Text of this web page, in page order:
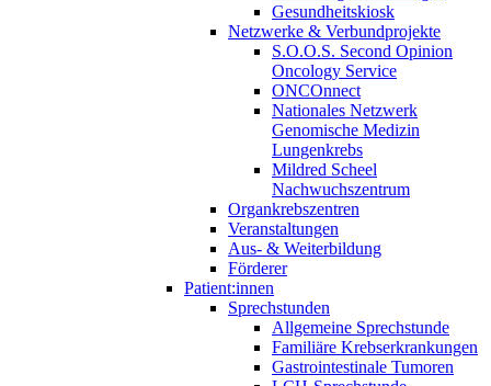
Gesundheitskiosk
Netzwerke & Verbundprojekte
S.O.O.S. Second Opinion
Oncology Service
ONCOnnect
Nationales Netzwerk
Genomische Medizin
Lungenkrebs
Mildred Scheel
Nachwuchszentrum
Organkrebszentren
Veranstaltungen
Aus- & Weiterbildung
Förderer
Patient:innen
Sprechstunden
Allgemeine Sprechstunde
Familiäre Krebserkrankungen
Gastrointestinale Tumoren